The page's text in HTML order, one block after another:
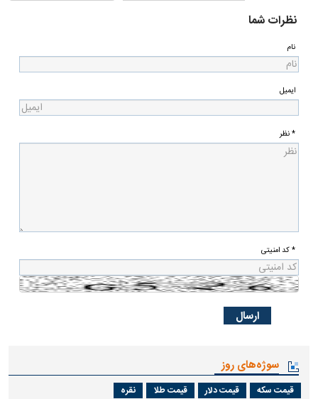
نظرات شما
نام
ایمیل
* نظر
* کد امنیتی
سوژه‌های روز
قیمت سکه قیمت دلار قیمت طلا نقره